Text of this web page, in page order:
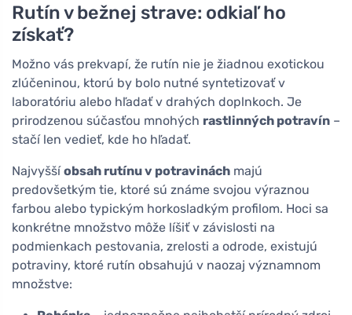
Rutín v bežnej strave: odkiaľ ho
získať?
Možno vás prekvapí, že rutín nie je žiadnou exotickou
zlúčeninou, ktorú by bolo nutné syntetizovať v
laboratóriu alebo hľadať v drahých doplnkoch. Je
prirodzenou súčasťou mnohých rastlinných potravín –
stačí len vedieť, kde ho hľadať.
Najvyššíobsah rutínu v potravinách majú
predovšetkým tie, ktoré sú známe svojou výraznou
farbou alebo typickým horkosladkým profilom. Hoci sa
konkrétne množstvo môže líšiť v závislosti na
podmienkach pestovania, zrelosti a odrode, existujú
potraviny, ktoré rutín obsahujú v naozaj významnom
množstve: